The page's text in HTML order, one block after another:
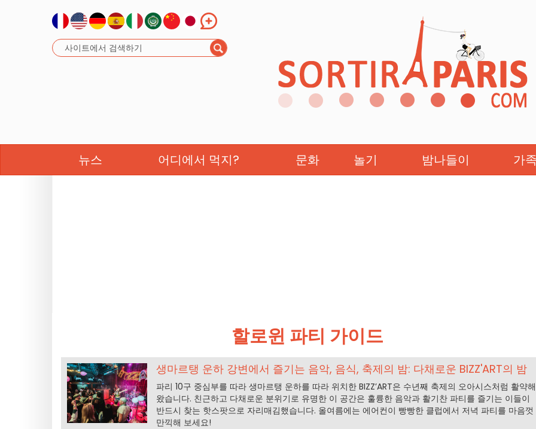
뉴스 어디에서 먹지? 문화 놀기 밤나들이 가
할로윈 파티 가이드
생마르탱 운하 강변에서 즐기는 음악, 음식, 축제의 밤: 다채로운 BIZZ'ART의 밤
파리 10구 중심부를 따라 생마르탱 운하를 따라 위치한 BIZZ’ART은 수년째 축제의 오아시스처럼 활약해
왔습니다. 친근하고 다채로운 분위기로 유명한 이 공간은 훌륭한 음악과 활기찬 파티를 즐기는 이들이
반드시 찾는 핫스팟으로 자리매김했습니다. 올여름에는 에어컨이 빵빵한 클럽에서 저녁 파티를 마음껏
만끽해 보세요!